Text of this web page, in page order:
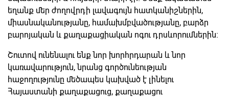
եղանք մեր ժողովրդի լավագույն հատկանիշներին,
միասնականությանը, համախմբվածությանը, բարձր
բարոյական և քաղաքացիական ոգու դրսևորումներին։
Շուտով ունենալու ենք նոր խորհրդարան և նոր
կառավարություն, նրանց գործունեության
հաջողությունը մեծապես կախված է լինելու
Հայաստանի քաղաքացուց, քաղաքացու